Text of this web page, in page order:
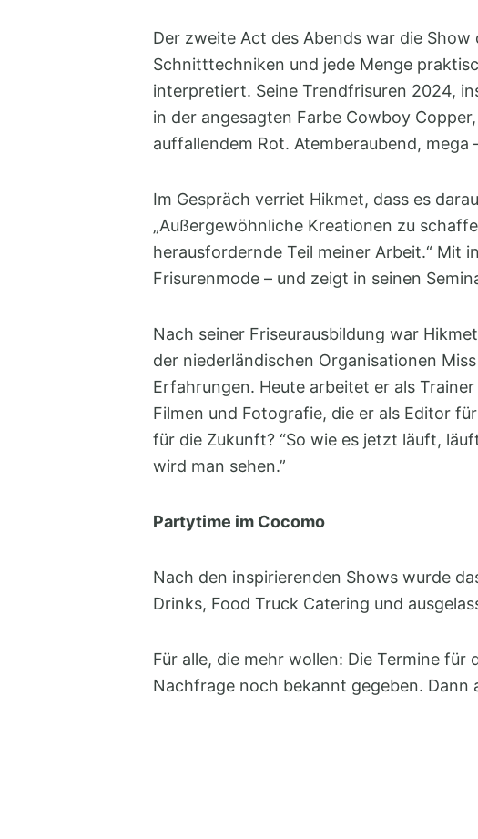
Der zweite Act des Abends war die
Schnitttechniken und jede Menge
interpretiert. Seine Trendfrisuren 2024,
in der angesagten Farbe Cowboy
auffallendem Rot. Atemberaubend,
Im Gespräch verriet Hikmet, dass es
„Außergewöhnliche Kreationen zu
herausfordernde Teil meiner Arbeit.“ Mit
Frisurenmode – und zeigt in seinen
Nach seiner Friseurausbildung war
der niederländischen Organisationen
Erfahrungen. Heute arbeitet er als
Filmen und Fotografie, die er als Editor
für die Zukunft? “So wie es jetzt läuft,
wird man sehen.”
Partytime im Cocomo
Nach den inspirierenden Shows wurde
Drinks, Food Truck Catering und
Für alle, die mehr wollen: Die Termine
Nachfrage noch bekannt gegeben. Dann